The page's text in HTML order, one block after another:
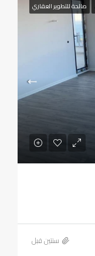
صالحة للتطوير العقاري
‏سنتين قبل